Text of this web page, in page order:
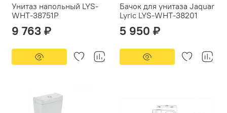
Унитаз напольный LYS-
WHT-38751P
9 763 ₽
Бачок для унитаза Jaquar
Lyric LYS-WHT-38201
5 950 ₽